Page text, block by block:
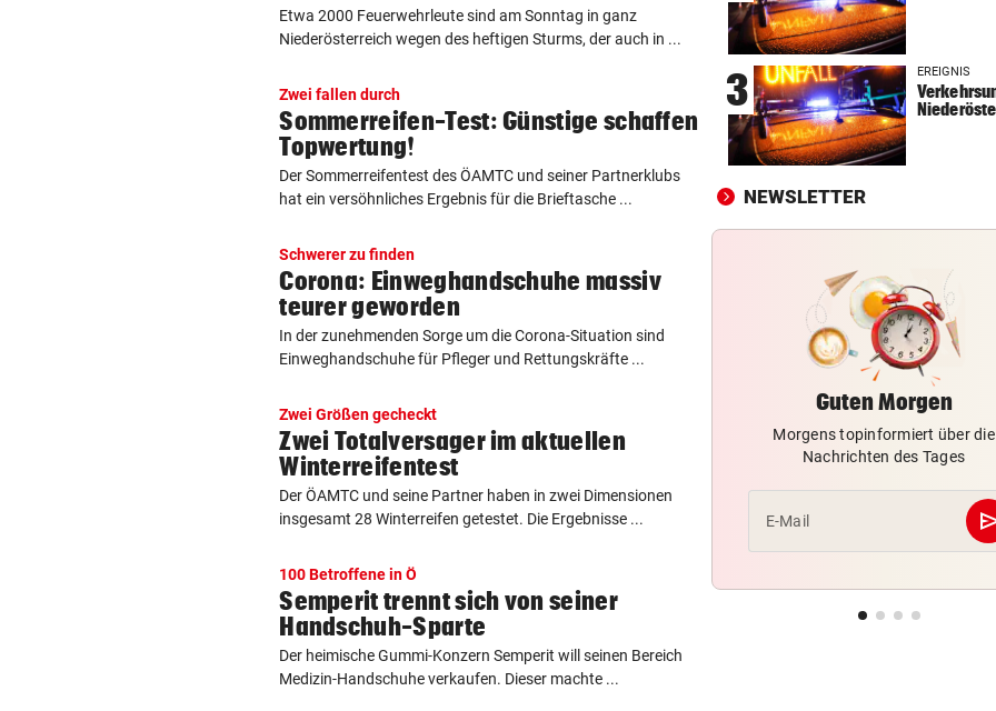
Etwa 2000 Feuerwehrleute sind am Sonntag in ganz
Niederösterreich wegen des heftigen Sturms, der auch in ...
Zwei fallen durch
Sommerreifen-Test: Günstige schaffen
Topwertung!
Der Sommerreifentest des ÖAMTC und seiner Partnerklubs
hat ein versöhnliches Ergebnis für die Brieftasche ...
Schwerer zu finden
Corona: Einweghandschuhe massiv
teurer geworden
In der zunehmenden Sorge um die Corona-Situation sind
Einweghandschuhe für Pfleger und Rettungskräfte ...
Zwei Größen gecheckt
Zwei Totalversager im aktuellen
Winterreifentest
Der ÖAMTC und seine Partner haben in zwei Dimensionen
insgesamt 28 Winterreifen getestet. Die Ergebnisse ...
100 Betroffene in Ö
Semperit trennt sich von seiner
Handschuh-Sparte
Der heimische Gummi-Konzern Semperit will seinen Bereich
Medizin-Handschuhe verkaufen. Dieser machte ...
FEUERWEHR-AUSSTATTER
Waldbrände „befeuern“ das
Geschäft von Rosenbauer
PLÖTZLICH MIT DABEI
Thiem überrascht ÖFB-
„MÄCHTIG UND SCHÖN“ vor
in den USA
3 EREIGNIS
NEWSLETTER
Guten Morgen
Morgens topinformiert über die
Nachrichten des Tages
E-Mail